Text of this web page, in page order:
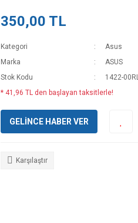
350,00 TL
Kategori
Asus
Marka
ASUS
Stok Kodu
1422-
* 41,96 TL den başlayan taksitlerle!
GELİNCE HABER VER
Karşılaştır